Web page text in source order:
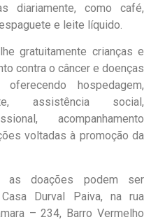
diariamente, como café,
e leite líquido.
gratuitamente crianças e
contra o câncer e doenças
oferecendo hospedagem,
assistência social,
acompanhamento
voltadas à promoção da
as doações podem ser
Durval Paiva, na rua
– 234, Barro Vermelho